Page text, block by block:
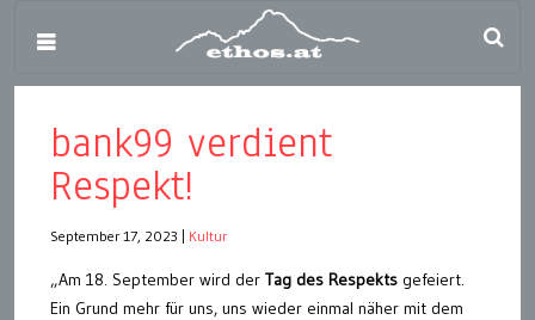
bank99 verdient
Respekt!
September 17, 2023 Kultur
„Am 18. September wird der Tag des Respekts gefeiert.
Ein Grund mehr für uns, uns wieder einmal näher mit dem